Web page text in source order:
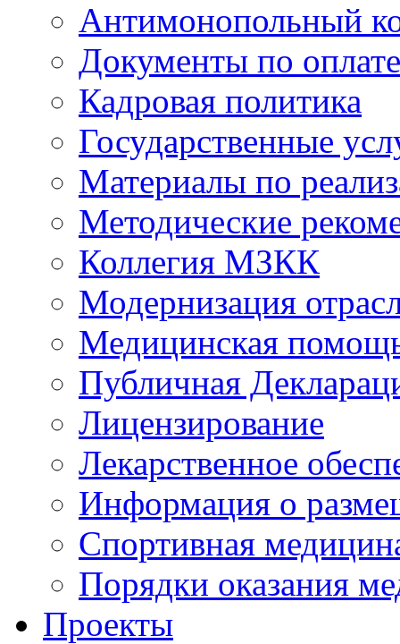
Антимонопольный
Документы по
Кадровая политика
Государственные
Материалы по
Методические
Коллегия МЗКК
Модернизация
Медицинская
Публичная
Лицензирование
Лекарственное
Информация о
Спортивная
Порядки оказания
Проекты